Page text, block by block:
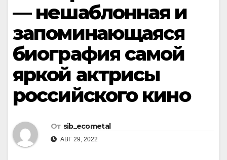
— нешаблонная и
запоминающаяся
биография самой
яркой актрисы
российского кино
От sib_ecometal
АВГ 29, 2022